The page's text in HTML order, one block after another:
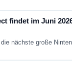
findet im Juni
nächste große